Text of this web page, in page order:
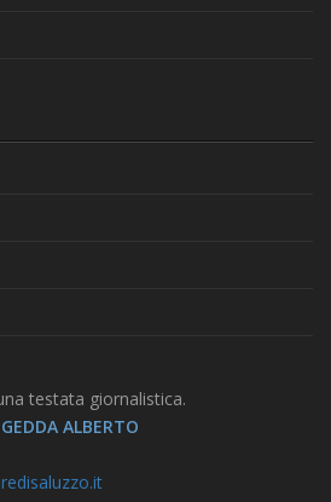
testata giornalistica.
GEDDA ALBERTO